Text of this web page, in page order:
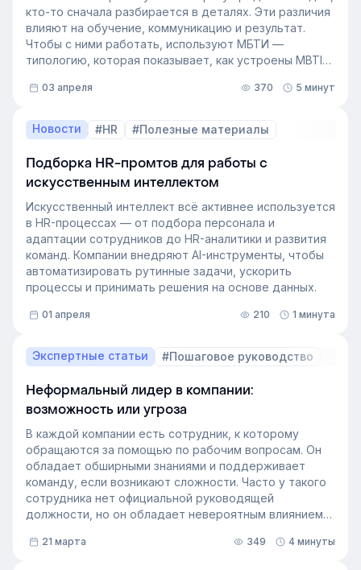
инструментов.
кто-то сначала разбирается в деталях. Эти различия
влияют на обучение, коммуникацию и результат.
Чтобы с ними работать, используют МБТИ —
типологию, которая показывает, как устроены MBTI
это тестирование применяют в бизнесе и какую
03 апреля 370 5 минут
Новости #HR #Полезные материалы
Подборка HR-промтов для работы с
искусственным интеллектом
Искусственный интеллект всё активнее используется
в HR-процессах — от подбора персонала и
адаптации сотрудников до HR-аналитики и развития
команд. Компании внедряют AI-инструменты, чтобы
автоматизировать рутинные задачи, ускорить
процессы и принимать решения на основе данных.
01 апреля 210 1 минута
Экспертные статьи #Пошаговое руководство
Неформальный лидер в компании:
возможность или угроза
В каждой компании есть сотрудник, к которому
обращаются за помощью по рабочим вопросам. Он
обладает обширными знаниями и поддерживает
команду, если возникают сложности. Часто у такого
сотрудника нет официальной руководящей
должности, но он обладает невероятным влиянием
неформальный лидер группы. У него есть авторитет
21 марта 349 4 минуты